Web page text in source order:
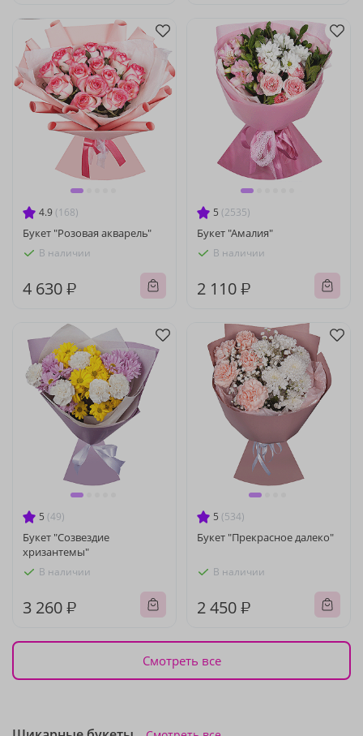
4.9 (168)
Букет "Розовая акварель"
В наличии
4 630 ₽
5 (2535)
Букет "Амалия"
В наличии
2 110 ₽
5 (49)
Букет "Созвездие
хризантемы"
В наличии
3 260 ₽
5 (534)
Букет "Прекрасное далеко"
В наличии
2 450 ₽
Смотреть все